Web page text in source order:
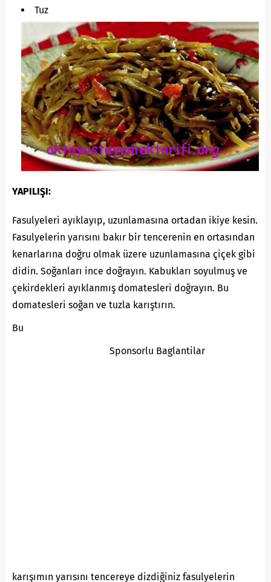
Tuz
YAPILIŞI:
Fasulyeleri ayıklayıp, uzunlamasına ortadan ikiye kesin.
Fasulyelerin yarısını bakır bir tencerenin en ortasından
kenarlarına doğru olmak üzere uzunlamasına çiçek gibi
didin. Soğanları ince doğrayın. Kabukları soyulmuş ve
çekirdekleri ayıklanmış domatesleri doğrayın. Bu
domatesleri soğan ve tuzla karıştırın.
Sponsorlu Baglantilar
Bu
karışımın yarısını tencereye dizdiğiniz fasulyelerin